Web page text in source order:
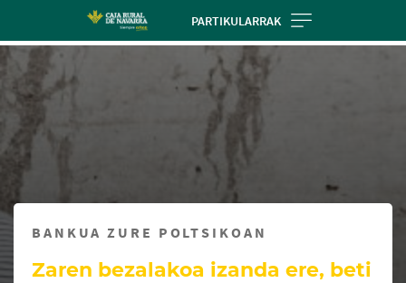
main
contentt
PARTIKULARRAK
contenido,
por
favor
espere...
BANKUA ZURE POLTSIKOAN
Zaren bezalakoa izanda ere, beti